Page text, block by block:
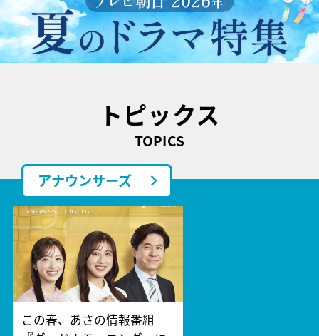
トピックス
TOPICS
アナウンサーズ
この春、あさの情報番組